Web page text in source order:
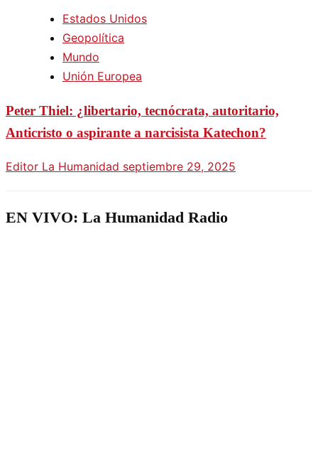
Estados Unidos
Geopolítica
Mundo
Unión Europea
Peter Thiel: ¿libertario, tecnócrata, autoritario,
Anticristo o aspirante a narcisista Katechon?
Editor La Humanidad septiembre 29, 2025
EN VIVO: La Humanidad Radio